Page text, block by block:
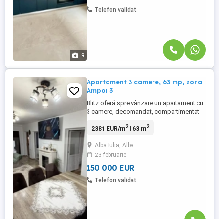
9
Telefon validat
Apartament 3 camere, 63 mp, zona
Ampoi 3
Blitz oferă spre vânzare un apartament cu
3 camere, decomandat, compartimentat
dorește confort și funcționalitate.
bucătărie separată, două dormitoare, baie
generoasă și dressing dedicat – un
avantaj real pentru organizare ...
2381 EUR/m2| 63 m2
Alba Iulia, Alba
23 februarie
150 000 EUR
Telefon validat